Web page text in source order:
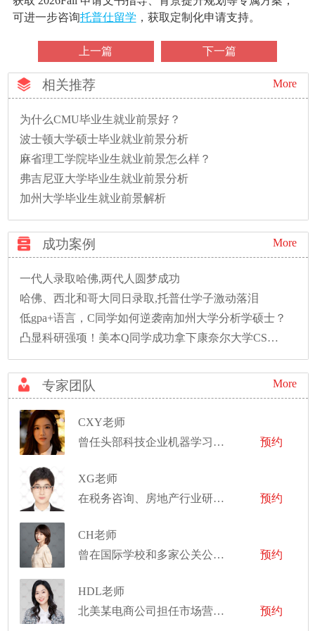
可进一步咨询托普仕留学 ，获取定制化申请支持。
上一篇 下一篇
相关推荐 More
为什么CMU毕业生就业前景好？
波士顿大学硕士毕业就业前景分析
麻省理工学院毕业生就业前景怎么样？
弗吉尼亚大学毕业生就业前景分析
加州大学毕业生就业前景解析
成功案例 More
一代人录取哈佛,两代人圆梦成功
哈佛、西北和哥大同日录取,托普仕学子激动落泪
低gpa+语言，C同学如何逆袭南加州大学分析学硕士？
凸显科研强项！美本Q同学成功拿下康奈尔大学CS硕士录取！
专家团队 More
CXY老师
曾任头部科技企业机器学习工程师、技术栈覆盖计算机视觉（CV）与多模态大模型（LLM）、项目经验横跨脑机接口、医学影像分析等前沿交叉学科
预约
XG老师
在税务咨询、房地产行业研究，TMT行业研究，新能源等领域有丰富的实习及工作经验
预约
CH老师
曾在国际学校和多家公关公司任职
预约
HDL老师
北美某电商公司担任市场营销经理，曾在中央电视台北美分台和纽约某亚裔电视台工作
预约